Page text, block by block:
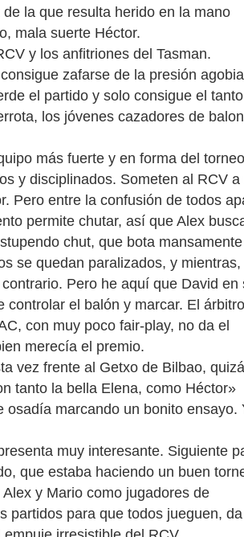
la que resulta herido en la mano
mala suerte Héctor.
y los anfitriones del Tasman.
zafarse de la presión
el partido y solo consigue el
los jóvenes cazadores de
más fuerte y en forma del
y disciplinados. Someten al RCV a
Pero entre la confusión de todos
permite chutar, así que Alex
chut, que bota mansamente
se quedan paralizados, y mientras,
Pero he aquí que David en
controlar el balón y marcar. El árbitro
con muy poco fair-play, no da el
merecía el premio.
vez frente al Getxo de Bilbao,
tanto la bella Elena, como Héctor»
osadía marcando un bonito ensayo.
muy interesante. Siguiente
que estaba haciendo un buen
y Mario como jugadores de
partidos para que todos jueguen,